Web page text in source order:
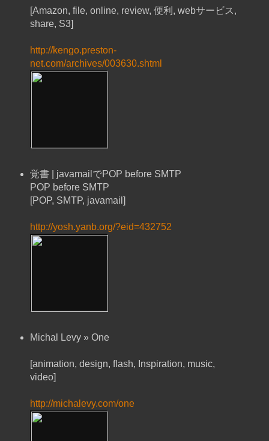
[Amazon, file, online, review, 便利, webサービス,
share, S3]
http://kengo.preston-
net.com/archives/003630.shtml
覚書 | javamailでPOP before SMTP
POP before SMTP
[POP, SMTP, javamail]
http://yosh.yanb.org/?eid=432752
Michal Levy » One
[animation, design, flash, Inspiration, music,
video]
http://michalevy.com/one